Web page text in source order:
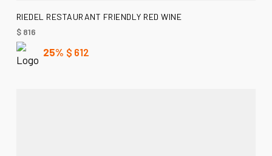
AÑADIR AL CARRITO
RIEDEL RESTAURANT FRIENDLY RED WINE
$816
25% $ 612